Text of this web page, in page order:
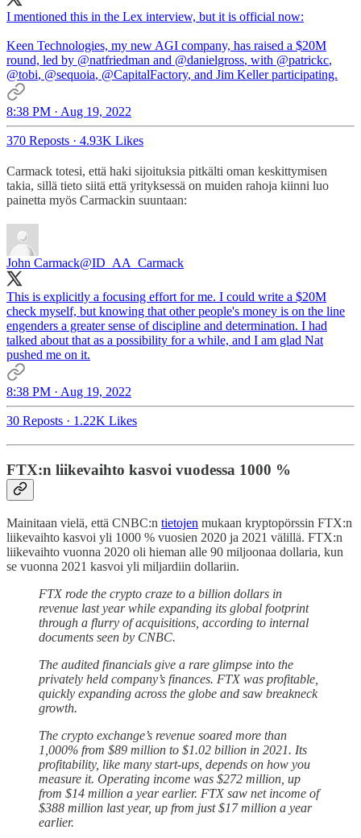
I mentioned this in the Lex interview, but it is official now:
Keen Technologies, my new AGI company, has raised a $20M
round, led by @natfriedman and @danielgross, with @patrickc,
@tobi, @sequoia, @CapitalFactory, and Jim Keller participating.
8:38 PM · Aug 19, 2022
370 Reposts · 4.93K Likes
Carmack totesi, että haki sijoituksia pitkälti oman keskittymisen
takia, sillä tieto siitä että yrityksessä on muiden rahoja kiinni luo
painetta myös Carmackin suuntaan:
John Carmack@ID_AA_Carmack
This is explicitly a focusing effort for me. I could write a $20M
check myself, but knowing that other people's money is on the line
engenders a greater sense of discipline and determination. I had
talked about that as a possibility for a while, and I am glad Nat
pushed me on it.
8:38 PM · Aug 19, 2022
30 Reposts · 1.22K Likes
FTX:n liikevaihto kasvoi vuodessa 1000 %
Mainitaan vielä, että CNBC:n tietojen mukaan kryptopörssin FTX:n
liikevaihto kasvoi yli 1000 % vuosien 2020 ja 2021 välillä. FTX:n
liikevaihto vuonna 2020 oli hieman alle 90 miljoonaa dollaria, kun
se vuonna 2021 kasvoi yli miljardiin dollariin.
FTX rode the crypto craze to a billion dollars in
revenue last year while expanding its global footprint
through a flurry of acquisitions, according to internal
documents seen by CNBC.
The audited financials give a rare glimpse into the
privately held company’s finances. FTX was profitable,
quickly expanding across the globe and saw breakneck
growth.
The crypto exchange’s revenue soared more than
1,000% from $89 million to $1.02 billion in 2021. Its
profitability, like many start-ups, depends on how you
measure it. Operating income was $272 million, up
from $14 million a year earlier. FTX saw net income of
$388 million last year, up from just $17 million a year
earlier.